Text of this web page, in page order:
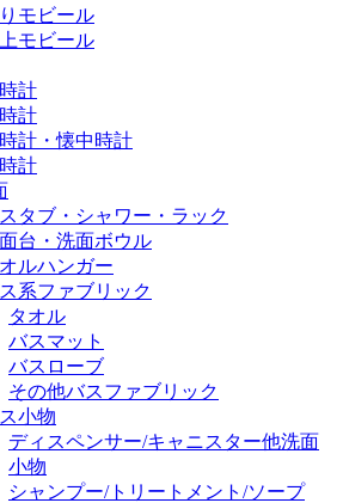
モビール
モビール
計
計
計・懐中時計
計
タブ・シャワー・ラック
台・洗面ボウル
ルハンガー
系ファブリック
タオル
バスマット
バスローブ
その他バスファブリック
小物
ディスペンサー/キャニスター他洗面
小物
シャンプー/トリートメント/ソープ